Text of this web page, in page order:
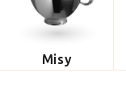
Misy